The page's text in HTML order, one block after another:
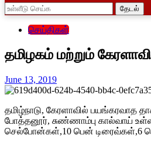
தேடல்
செய்திகள்
தமிழகம் மற்றும்
June 13, 2019
தமிழ்நாடு, கேரளாவில் பயங்கரவாத
போத்தனூர், சுண்ணாம்பு கால்வாய்
செல்போன்கள்,10 பென் டிரைவ்கள்,6